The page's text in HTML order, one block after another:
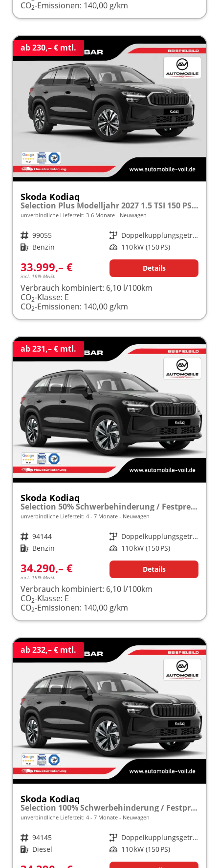
CO2-Emissionen: 140,00 g/km
ab 230,– € mtl.
Skoda Kodiaq
Selection Plus Modelljahr 2027 1.5 TSI 150 PS DSG TEMPOMAT/R.KAMERA/SHZ/LED/LENKRADHEIZUNG frei konfigurierbar!
unverbindliche Lieferzeit: 3-6 Monate Neuwagen
Fahrzeugnr. 99055 Getriebe
Doppelkupplungsgetriebe (DSG)
Kraftstoff Benzin Leistung 110 kW (150 PS)
33.999,– €
incl. 19% MwSt.
Details
Verbrauch kombiniert: 6,10 l/100km
CO2-Klasse: E
CO2-Emissionen: 140,00 g/km
ab 231,– € mtl.
Skoda Kodiaq
Selection 50% Schwerbehinderung / Festpreisgarantie* Modelljahr 1.5 TSI Mild-Hybrid 150PS DSG "Sonderangebot bei Schwerbehinderung" frei konfigurierbar!
unverbindliche Lieferzeit: 4 - 7 Monate Neuwagen
Fahrzeugnr. 94144 Getriebe
Doppelkupplungsgetriebe (DSG)
Kraftstoff Benzin Leistung 110 kW (150 PS)
34.290,– €
incl. 19% MwSt.
Details
Verbrauch kombiniert: 6,10 l/100km
CO2-Klasse: E
CO2-Emissionen: 140,00 g/km
ab 232,– € mtl.
Skoda Kodiaq
Selection 100% Schwerbehinderung / Festpreisgarantie* Modelljahr 2.0 TDI 150PS DSG "Sonderangebot bei Schwerbehinderung" frei konfigurierbar!
unverbindliche Lieferzeit: 4 - 7 Monate Neuwagen
Fahrzeugnr. 94145 Getriebe
Doppelkupplungsgetriebe (DSG)
Kraftstoff Diesel Leistung 110 kW (150 PS)